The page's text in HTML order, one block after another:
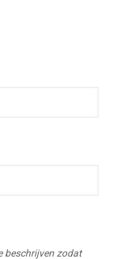
beschrijven zodat